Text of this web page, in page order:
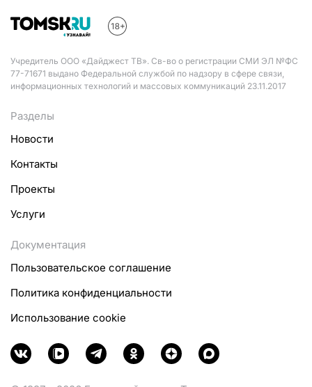
Учредитель ООО «Дайджест ТВ». Св-во о регистрации СМИ ЭЛ №ФС
77-71671 выдано Федеральной службой по надзору в сфере связи,
информационных технологий и массовых коммуникаций 23.11.2017
Разделы
Новости
Контакты
Проекты
Услуги
Документация
Пользовательское соглашение
Политика конфиденциальности
Использование cookie